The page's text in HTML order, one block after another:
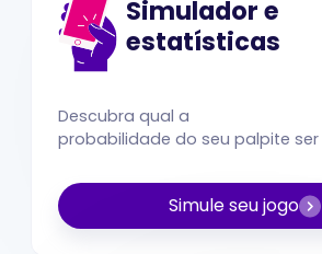
Simulador e
estatísticas
Descubra qual a
probabilidade do seu palpite
Simule seu jogo